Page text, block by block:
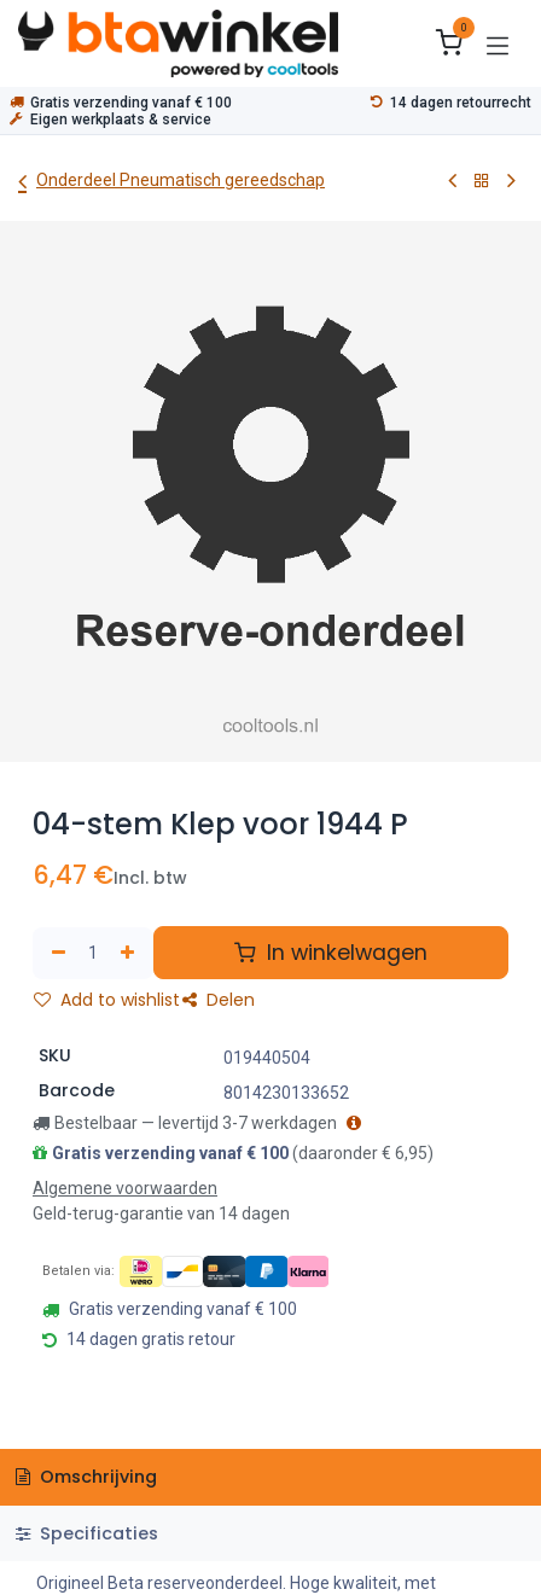
Overslaan naar inhoud
0
Gratis verzending vanaf € 100
14 dagen retourrecht
Eigen werkplaats & service
Onderdeel Pneumatisch gereedschap
04-stem Klep voor 1944 P
6,47 €Incl. btw
In winkelwagen
Add to wishlist Delen
SKU 019440504
Barcode
8014230133652
Bestelbaar — levertijd 3-7 werkdagen
Gratis verzending vanaf € 100(daaronder € 6,95)
Algemene voorwaarden
Geld-terug-garantie van 14 dagen
Betalen via:
Gratis verzending vanaf € 100
14 dagen gratis retour
Omschrijving
Specificaties
Origineel Beta reserveonderdeel. Hoge kwaliteit, met